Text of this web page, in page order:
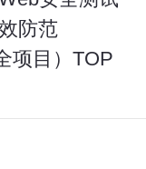
防范
项目）TOP